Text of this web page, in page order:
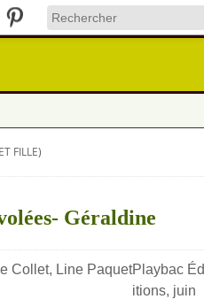
FILLE)
Géraldine
Playbac Éd
itions, juin